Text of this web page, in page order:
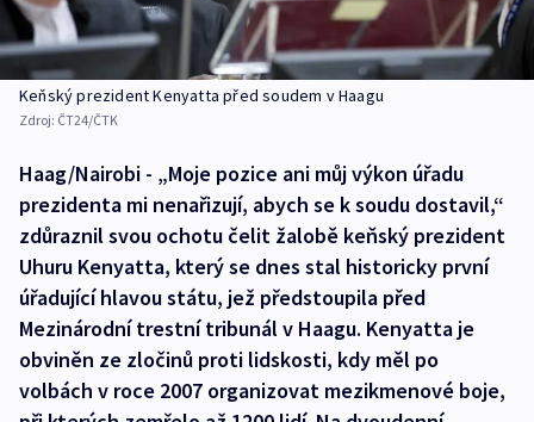
Keňský prezident Kenyatta před soudem v Haagu
Zdroj: ČT24/ČTK
Haag/Nairobi - „Moje pozice ani můj výkon úřadu
prezidenta mi nenařizují, abych se k soudu dostavil,“
zdůraznil svou ochotu čelit žalobě keňský prezident
Uhuru Kenyatta, který se dnes stal historicky první
úřadující hlavou státu, jež předstoupila před
Mezinárodní trestní tribunál v Haagu. Kenyatta je
obviněn ze zločinů proti lidskosti, kdy měl po
volbách v roce 2007 organizovat mezikmenové boje,